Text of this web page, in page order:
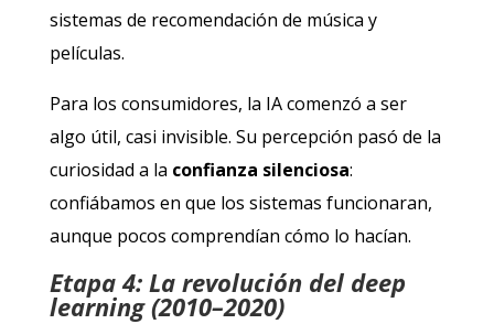
sistemas de recomendación de música y
películas.
Para los consumidores, la IA comenzó a ser
algo útil, casi invisible. Su percepción pasó de la
curiosidad a la confianza silenciosa:
confiábamos en que los sistemas funcionaran,
aunque pocos comprendían cómo lo hacían.
Etapa 4: La revolución del deep
learning (2010–2020)